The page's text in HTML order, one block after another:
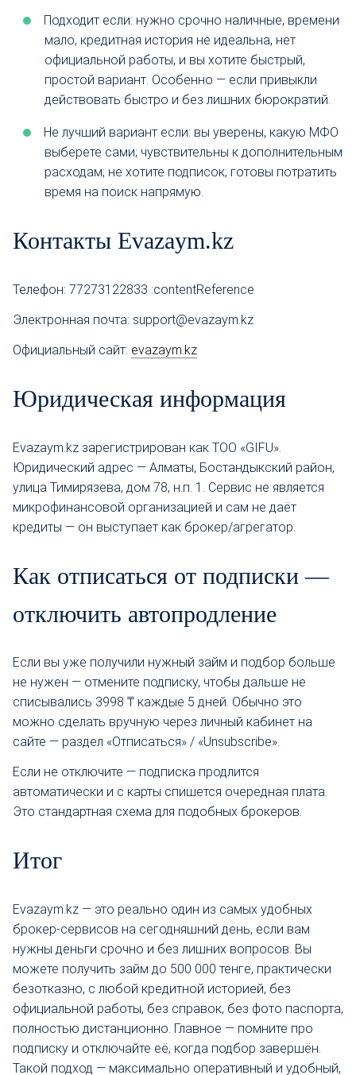
Подходит если: нужно срочно наличные, времени
мало, кредитная история не идеальна, нет
официальной работы, и вы хотите быстрый,
простой вариант. Особенно — если привыкли
действовать быстро и без лишних бюрократий.
Не лучший вариант если: вы уверены, какую МФО
выберете сами; чувствительны к дополнительным
расходам; не хотите подписок; готовы потратить
время на поиск напрямую.
Контакты Evazaym.kz
Телефон: 77273122833 :contentReference
Электронная почта: support@evazaym.kz
Официальный сайт: evazaym.kz
Юридическая информация
Evazaym.kz зарегистрирован как ТОО «GIFU».
Юридический адрес — Алматы, Бостандыкский район,
улица Тимирязева, дом 78, н.п. 1. Сервис не является
микрофинансовой организацией и сам не даёт
кредиты — он выступает как брокер/агрегатор.
Как отписаться от подписки —
отключить автопродление
Если вы уже получили нужный займ и подбор больше
не нужен — отмените подписку, чтобы дальше не
списывались 3998 ₸ каждые 5 дней. Обычно это
можно сделать вручную через личный кабинет на
сайте — раздел «Отписаться» / «Unsubscribe».
Если не отключите — подписка продлится
автоматически и с карты спишется очередная плата.
Это стандартная схема для подобных брокеров.
Итог
Evazaym.kz — это реально один из самых удобных
брокер-сервисов на сегодняшний день, если вам
нужны деньги срочно и без лишних вопросов. Вы
можете получить займ до 500 000 тенге, практически
безотказно, с любой кредитной историей, без
официальной работы, без справок, без фото паспорта,
полностью дистанционно. Главное — помните про
подписку и отключайте её, когда подбор завершён.
Такой подход — максимально оперативный и удобный,